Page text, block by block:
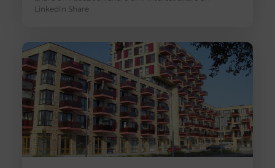
LinkedIn Share